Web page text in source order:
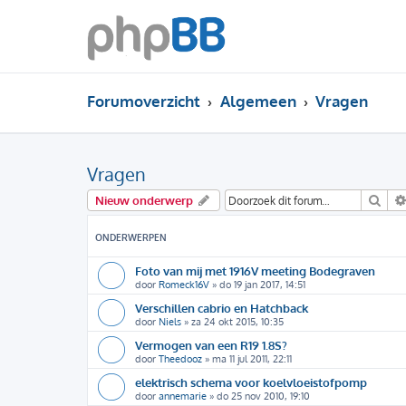
Forumoverzicht Algemeen Vragen
Vragen
Nieuw onderwerp Zoek
ONDERWERPEN
Foto van mij met 1916V meeting Bodegraven
door Romeck16V » do 19 jan 2017, 14:51
Verschillen cabrio en Hatchback
door Niels » za 24 okt 2015, 10:35
Vermogen van een R19 1.8S?
door Theedooz » ma 11 jul 2011, 22:11
elektrisch schema voor koelvloeistofpomp
door annemarie » do 25 nov 2010, 19:10